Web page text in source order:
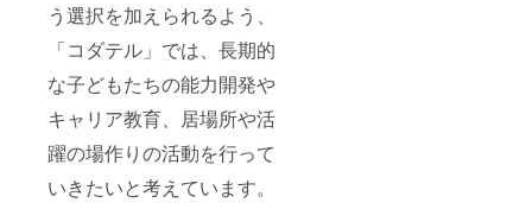
う選択を加えられるよう、
「コダテル」では、長期的
な子どもたちの能力開発や
キャリア教育、居場所や活
躍の場作りの活動を行って
いきたいと考えています。